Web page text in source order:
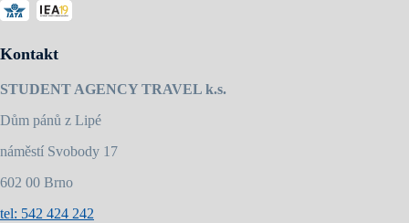
Kontakt
STUDENT AGENCY TRAVEL k.s.
Dům pánů z Lipé
náměstí Svobody 17
602 00 Brno
tel: 542 424 242